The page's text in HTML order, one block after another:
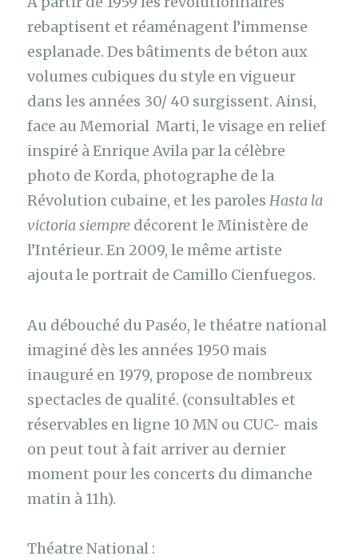
rebaptisent et réaménagent l’immense
esplanade. Des bâtiments de béton aux
volumes cubiques du style en vigueur
dans les années 30/ 40 surgissent. Ainsi,
face au Memorial Marti, le visage en relief
inspiré à Enrique Avila par la célèbre
photo de Korda, photographe de la
Révolution cubaine, et les parolesHasta la
victoria siempre décorent le Ministère de
l’Intérieur. En 2009, le même artiste
ajouta le portrait de Camillo Cienfuegos.
Au débouché du Paséo, le théatre national
imaginé dès les années 1950 mais
inauguré en 1979, propose de nombreux
spectacles de qualité. (consultables et
réservables en ligne 10 MN ou CUC- mais
on peut tout à fait arriver au dernier
moment pour les concerts du dimanche
matin à 11h).
Théatre National :